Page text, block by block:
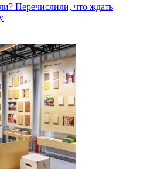
Перечислили, что ждать